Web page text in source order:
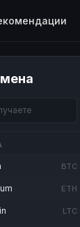
BTC
ETH
LTC